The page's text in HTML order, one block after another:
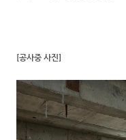
[공사중 사진]